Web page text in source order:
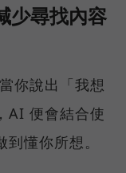
少尋找內容
你說出「我想
AI 便會結合使
懂你所想。